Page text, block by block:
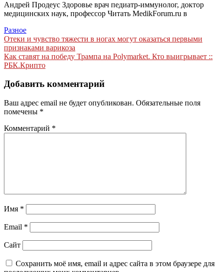
Андрей Продеус Здоровье врач педиатр-иммунолог, доктор
медицинских наук, профессор Читать MedikForum.ru в
Разное
Навигация
по
записям
Отеки и чувство тяжести в ногах могут оказаться первыми
признаками варикоза
Как ставят на победу Трампа на Polymarket. Кто выигрывает ::
РБК.Крипто
Добавить комментарий
Ваш адрес email не будет опубликован. Обязательные поля
помечены *
Комментарий *
Имя *
Email *
Сайт
Сохранить моё имя, email и адрес сайта в этом браузере для